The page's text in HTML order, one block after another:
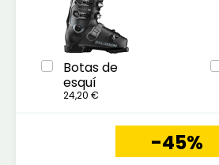
Botas de
esquí
24,20 €
-45%